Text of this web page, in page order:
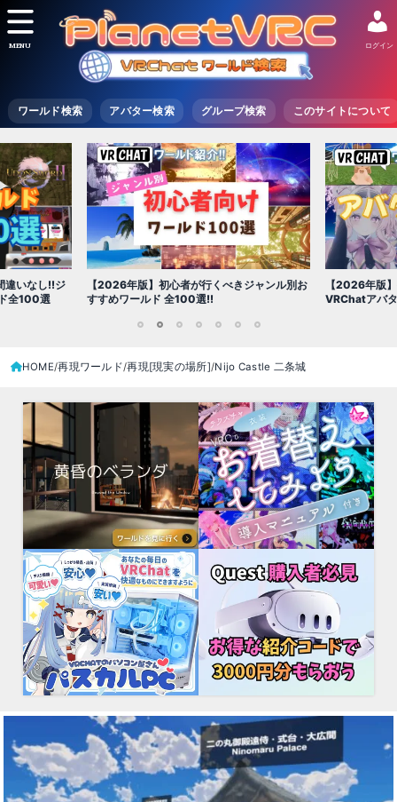
ワールド検索 アバター検索 グループ検索 このサイトについて
ログイン
MENU
ャンル別お
【2026年版】初心者必見!!無料で使える
VRChatアバター（アバターワールド紹介）
【2026年版
世界を味わえ
HOME 再現ワールド 再現[現実の場所] Nijo Castle 二条城